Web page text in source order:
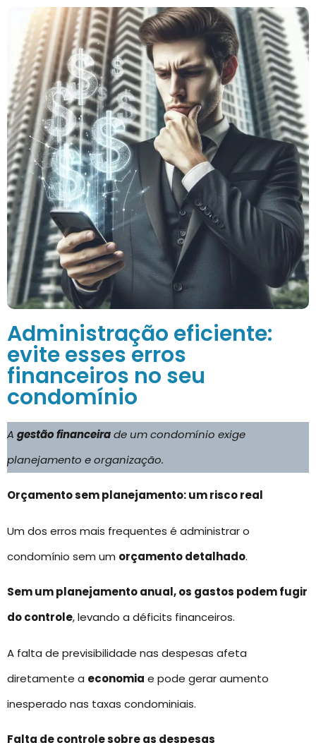
Administração eficiente:
evite esses erros
financeiros no seu
condomínio
A gestão financeirade um condomínio exige
planejamento e organização.
Orçamento sem planejamento: um risco real
Um dos erros mais frequentes é administrar o
condomínio sem um orçamento detalhado.
Sem um planejamento anual, os gastos podem fugir
do controle, levando a déficits financeiros.
A falta de previsibilidade nas despesas afeta
diretamente a economia e pode gerar aumento
inesperado nas taxas condominiais.
Falta de controle sobre as despesas